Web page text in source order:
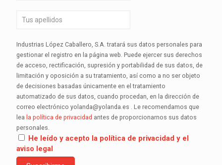
Industrias López Caballero, S.A. tratará sus datos personales para
gestionar el registro en la página web. Puede ejercer sus derechos
de acceso, rectificación, supresión y portabilidad de sus datos, de
limitación y oposición a su tratamiento, así como a no ser objeto
de decisiones basadas únicamente en el tratamiento
automatizado de sus datos, cuando procedan, en la dirección de
correo electrónico yolanda@yolanda.es . Le recomendamos que
lea la política de privacidad antes de proporcionarnos sus datos
personales.
He leído y acepto la política de privacidad y el
aviso legal